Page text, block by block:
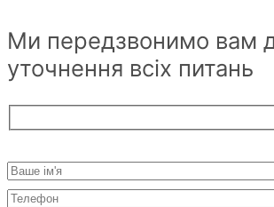
Ми передзвонимо вам
уточнення всіх питань